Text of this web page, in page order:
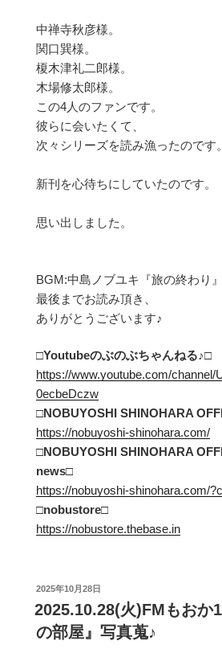
中禅寺秋彦様。
関口巽様。
榎木津礼二郎様。
木場修太郎様。
この4人のファンです。
彼らに会いたくて、
次々シリーズを読み漁ったのです。
新刊を心待ちにしていたのです。
思い出しました。
BGM:中島ノブユキ『旅の終わり』
最後までお読み頂き、
ありがとうございます♪
□Youtubeのぶのぶちゃんねる♪□
https://www.youtube.com/channel/
0ecbeDczw
□NOBUYOSHI SHINOHARA
https://nobuyoshi-shinohara.com/
□NOBUYOSHI SHINOHARA
news□
https://nobuyoshi-shinohara.com/
□nobustore□
https://nobustore.thebase.in
投
稿
日:
2025年10月28日
2025.10.28(火)FMもおか
の部屋』写真蒐♪